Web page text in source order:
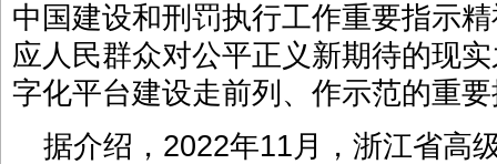
中国建设和刑罚执行工作重要指示
应人民群众对公平正义新期待的现
字化平台建设走前列、作示范的重
据介绍，2022年11月，浙江省高